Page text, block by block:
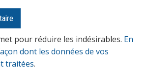
pour réduire les indésirables. En
dont les données de vos
traitées.